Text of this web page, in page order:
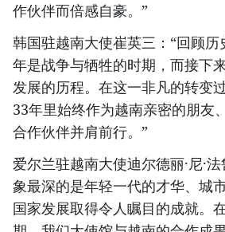
作伙伴而倍感自豪。”
韩国驻越南大使崔英三：“回顾
年是战争与牺牲的时期，而接下
发展的历程。在这一非凡的转变
33年里始终作为越南亲密的朋友
合作伙伴并肩前行。”
爱尔兰驻越南大使迪尔德丽·尼·
象最深的是年轻一代的才华、城
国家发展取得令人瞩目的成就。